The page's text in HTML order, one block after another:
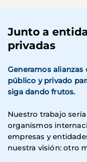
Junto a
privadas
Generamos
público y privado
siga dando frutos.
Nuestro trabajo
organismos
empresas y
nuestra visión: otro